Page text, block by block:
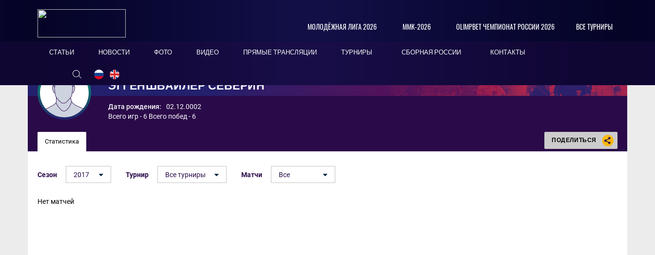
МОЛОДЁЖНАЯ ЛИГА 2026 ММК-2026 OLIMPBET ЧЕМПИОНАТ РОССИИ 2026 ВСЕ ТУРНИРЫ
СТАТЬИ НОВОСТИ ФОТО ВИДЕО ПРЯМЫЕ ТРАНСЛЯЦИИ ТУРНИРЫ СБОРНАЯ РОССИИ КОНТАКТЫ
ЭГГЕНШВАЙЛЕР СЕВЕРИН
Дата рождения:
02.12.0002
Всего игр - 6 Всего побед - 6
Статистика ПОДЕЛИТЬСЯ
Сезон 2017 Турнир Все турниры Матчи Все
Нет матчей